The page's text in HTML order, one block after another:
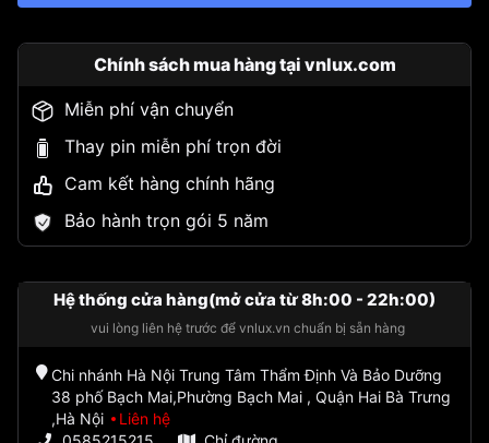
Chính sách mua hàng tại vnlux.com
Miễn phí vận chuyển
Thay pin miễn phí trọn đời
Cam kết hàng chính hãng
Bảo hành trọn gói 5 năm
Hệ thống cửa hàng(mở cửa từ 8h:00 - 22h:00)
vui lòng liên hệ trước để vnlux.vn chuẩn bị sẵn hàng
Chi nhánh Hà Nội Trung Tâm Thẩm Định Và Bảo Dưỡng
38 phố Bạch Mai,Phường Bạch Mai , Quận Hai Bà Trưng
,Hà Nội
Liên hệ